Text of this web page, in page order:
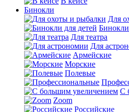
Бинокли
Для
Бинокли
Для театра
Для
Армейские
Морские
Полевые
С
Zoom
Российские